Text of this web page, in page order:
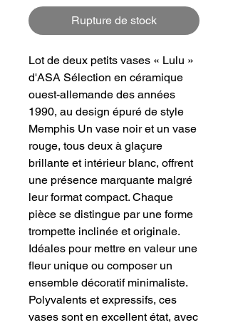
Rupture de stock
Lot de deux petits vases « Lulu »
d'ASA Sélection en céramique
ouest-allemande des années
1990, au design épuré de style
Memphis Un vase noir et un vase
rouge, tous deux à glaçure
brillante et intérieur blanc, offrent
une présence marquante malgré
leur format compact. Chaque
pièce se distingue par une forme
trompette inclinée et originale.
Idéales pour mettre en valeur une
fleur unique ou composer un
ensemble décoratif minimaliste.
Polyvalents et expressifs, ces
vases sont en excellent état, avec